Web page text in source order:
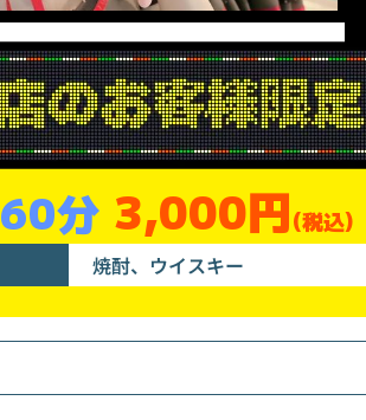
60分 3,000円(税込)
焼酎、ウイスキー